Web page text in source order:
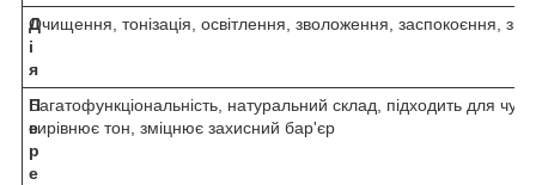
Д
і
я
Очищення, тонізація, освітлення, зволоження, заспокоєння,
П
е
р
е
Багатофункціональність, натуральний склад, підходить для
вирівнює тон, зміцнює захисний бар'єр